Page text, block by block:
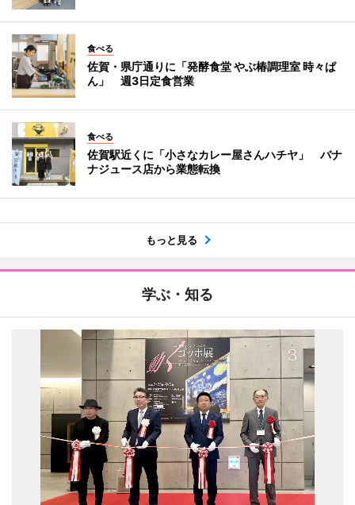
食べる
佐賀・県庁通りに「発酵食堂 やぶ椿調理室 時々ぱ
ん」 週3日定食営業
食べる
佐賀駅近くに「小さなカレー屋さんハチヤ」 バナ
ナジュース店から業態転換
もっと見る
学ぶ・知る